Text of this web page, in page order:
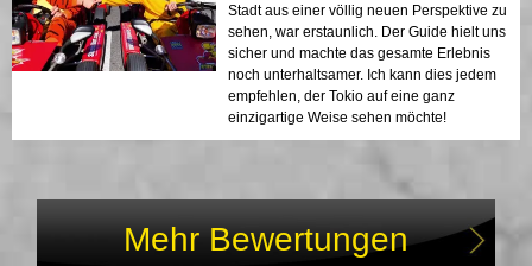
Stadt aus einer völlig neuen Perspektive zu
sehen, war erstaunlich. Der Guide hielt uns
sicher und machte das gesamte Erlebnis
noch unterhaltsamer. Ich kann dies jedem
empfehlen, der Tokio auf eine ganz
einzigartige Weise sehen möchte!
Mehr Bewertungen